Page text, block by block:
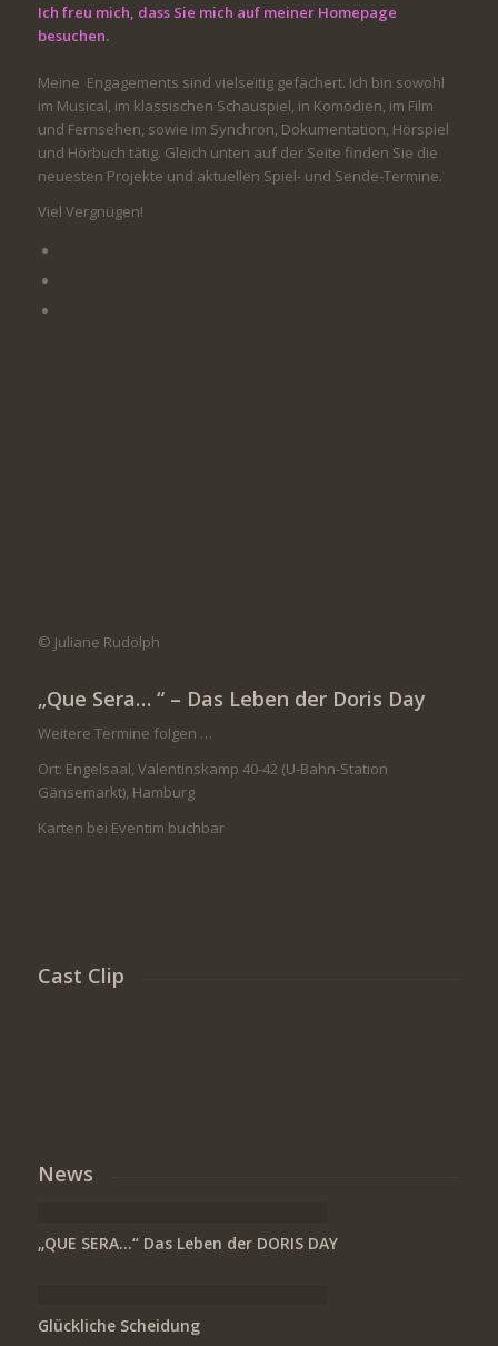
Ich freu mich, dass Sie mich auf meiner Homepage
besuchen.
Meine Engagements sind vielseitig gefächert. Ich bin sowohl
im Musical, im klassischen Schauspiel, in Komödien, im Film
und Fernsehen, sowie im Synchron, Dokumentation, Hörspiel
und Hörbuch tätig. Gleich unten auf der Seite finden Sie die
neuesten Projekte und aktuellen Spiel- und Sende-Termine.
Viel Vergnügen!
© Juliane Rudolph
„Que Sera… “ – Das Leben der Doris Day
Weitere Termine folgen …
Ort: Engelsaal, Valentinskamp 40-42 (U-Bahn-Station
Gänsemarkt), Hamburg
Karten bei Eventim buchbar
Cast Clip
News
„QUE SERA…“ Das Leben der DORIS DAY
Glückliche Scheidung